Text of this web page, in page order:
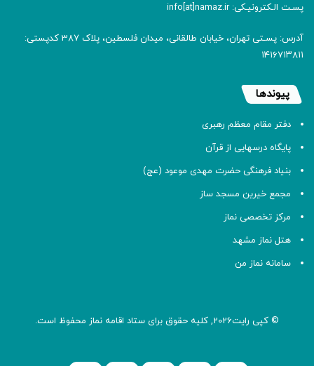
پسـت الـکترونیـکی: info[at]namaz.ir
آدرس: پسـتی تهران، خیابان طالقانی، میدان فلسطین، پلاک 387 کدپستی:
۱۴۱۶۷۱۳۸۱۱
پیوندها
دفتر مقام معظم رهبری
پایگاه درسهایی از قرآن
بنیاد فرهنگی حضرت مهدی موعود (عج)
مجمع خیرین مسجد ساز
مرکز تخصصی نماز
هتل نماز مشهد
سامانه نماز من
© کپی رایت2026, کلیه حقوق برای ستاد اقامه نماز محفوظ است.